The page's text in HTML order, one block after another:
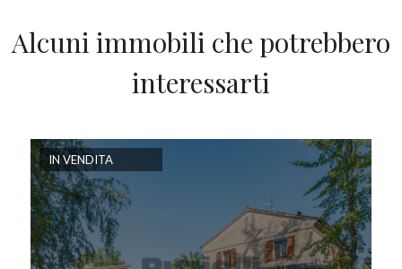
Alcuni immobili che potrebbero
interessarti
IN VENDITA